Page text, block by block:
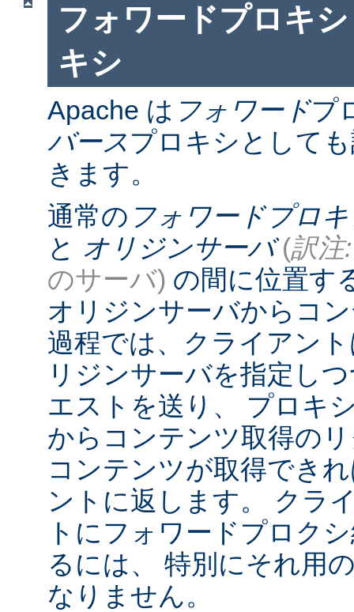
フォワードプロキ
キシ
Apache は フォワードプ
バースプロキシとして
きます。
通常の フォワードプロ
と オリジンサーバ (訳注:
のサーバ) の間に位置す
オリジンサーバからコ
過程では、クライアン
リジンサーバを指定し
エストを送り、 プロキ
からコンテンツ取得の
コンテンツが取得でき
ントに返します。 クラ
トにフォワードプロク
るには、 特別にそれ用
なりません。